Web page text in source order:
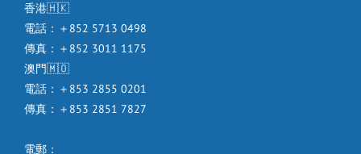
香港🇭🇰
電話：＋852 5713 0498
傳真：＋852 3011 1175
澳門🇲🇴
電話：＋853 2855 0201
傳真：＋853 2851 7827
電郵：